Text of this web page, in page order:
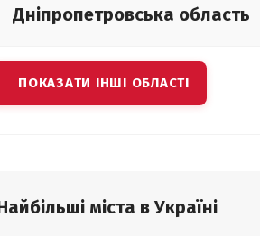
Дніпропетровська область
ПОКАЗАТИ ІНШІ ОБЛАСТІ
міста в Україні